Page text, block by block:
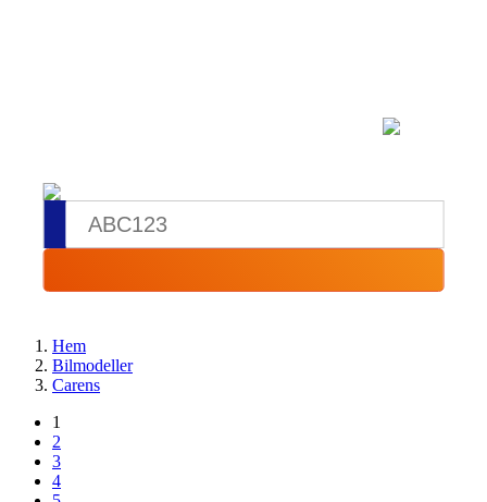
Hem
Bilmodeller
Carens
1
2
3
4